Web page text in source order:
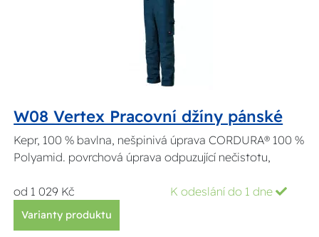
W08 Vertex Pracovní džíny pánské
Kepr, 100 % bavlna, nešpinivá úprava CORDURA® 100 %
Polyamid. povrchová úprava odpuzující nečistotu,
od 1 029 Kč K odeslání do 1 dne
Varianty produktu